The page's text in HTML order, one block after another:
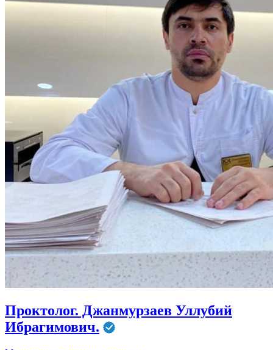
Проктолог. Джанмурзаев Уллубий
Ибрагимович.